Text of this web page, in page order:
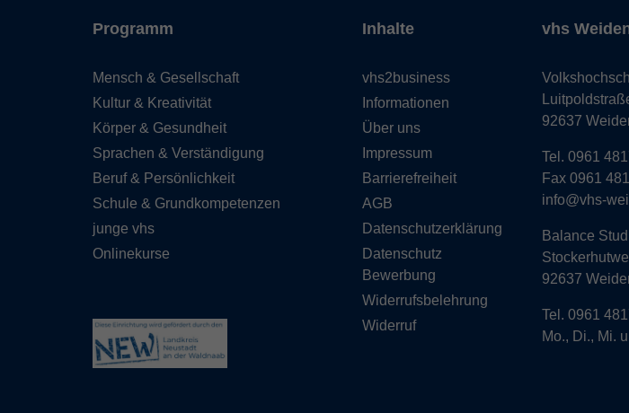
Programm
Mensch & Gesellschaft
Kultur & Kreativität
Körper & Gesundheit
Sprachen & Verständigung
Beruf & Persönlichkeit
Schule & Grundkompetenzen
junge vhs
Onlinekurse
Inhalte
vhs2business
Informationen
Über uns
Impressum
Barrierefreiheit
AGB
Datenschutzerklärung
Datenschutz
Bewerbung
Widerrufsbelehrung
Widerruf
vhs
92637
Tel. 0961
Fax 0961
info@vhs-
Balance
92637
Tel. 0961
Mo., Di., Mi.